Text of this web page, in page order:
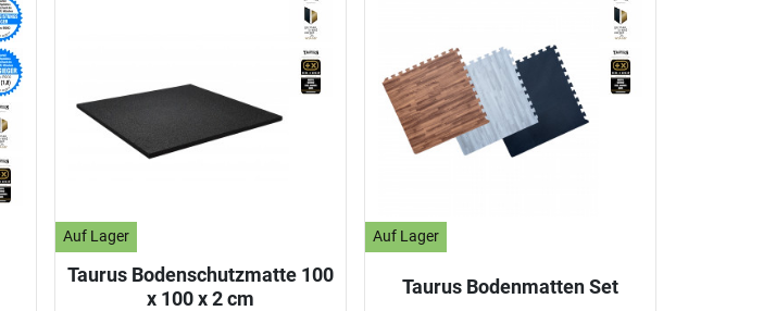
Auf Lager
Taurus Bodenschutzmatte 100
x 100 x 2 cm
Auf Lager
Taurus Bodenmatten Set